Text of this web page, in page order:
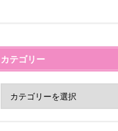
カテゴリー